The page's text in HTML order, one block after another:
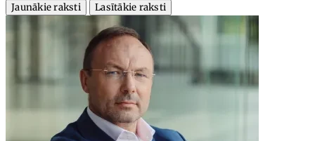
Jaunākie raksti
Lasītākie raksti